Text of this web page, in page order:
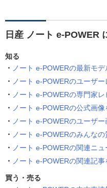
日産 ノート e-POWER
知る
ノート e-POWERの最新モ
ノート e-POWERのユーザ
ノート e-POWERの専門家
ノート e-POWERの公式画像
ノート e-POWERのユーザー
ノート e-POWERのみんなの
ノート e-POWERの関連ニュ
ノート e-POWERの関連記事
買う・売る